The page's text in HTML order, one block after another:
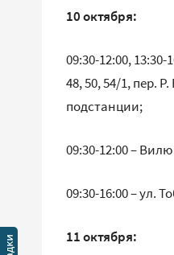
10 октября:
09:30-12:00,
48, 50, 54/1, пер.
подстанции;
09:30-12:00 –
09:30-16:00 – ул.
11 октября: